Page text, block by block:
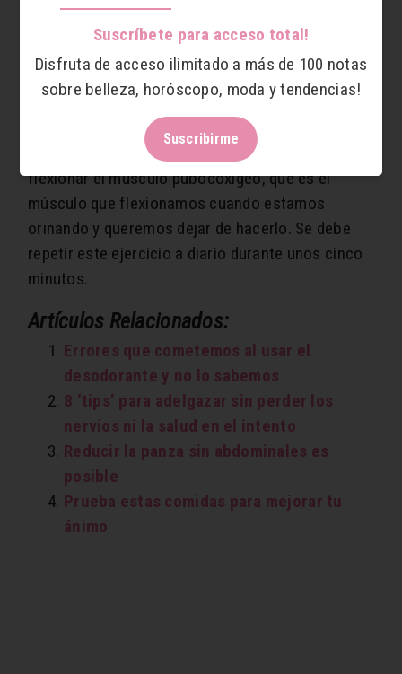
Un ejercicio práctico consiste en tumbarse sobre
la cama y colocar los dedos índice y corazón en
el punto que se encuentra entre el ano y la parte
trasera de los testículos. A continuación, se debe
flexionar el músculo pubocoxígeo, que es el
músculo que flexionamos cuando estamos
orinando y queremos dejar de hacerlo. Se debe
repetir este ejercicio a diario durante unos cinco
minutos.
Artículos Relacionados:
Errores que cometemos al usar el
desodorante y no lo sabemos
8 ‘tips’ para adelgazar sin perder los
nervios ni la salud en el intento
Reducir la panza sin abdominales es
posible
Prueba estas comidas para mejorar tu
ánimo
Suscríbete para acceso total!
Disfruta de acceso ilimitado a más de 100 notas
sobre belleza, horóscopo, moda y tendencias!
Suscribirme